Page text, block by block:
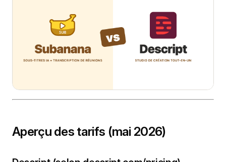
Aperçu des tarifs (mai 2026)